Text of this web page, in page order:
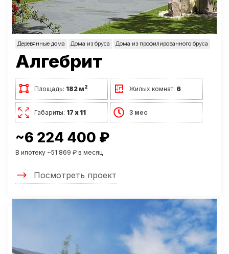
Деревянные дома Дома из бруса Дома из профилированного бруса
Алгебрит
Площадь: 182 м2 Жилых комнат: 6
Габариты: 17 х 11 3 мес
~6 224 400 ₽
В ипотеку ~51 869 ₽ в месяц
Посмотреть проект